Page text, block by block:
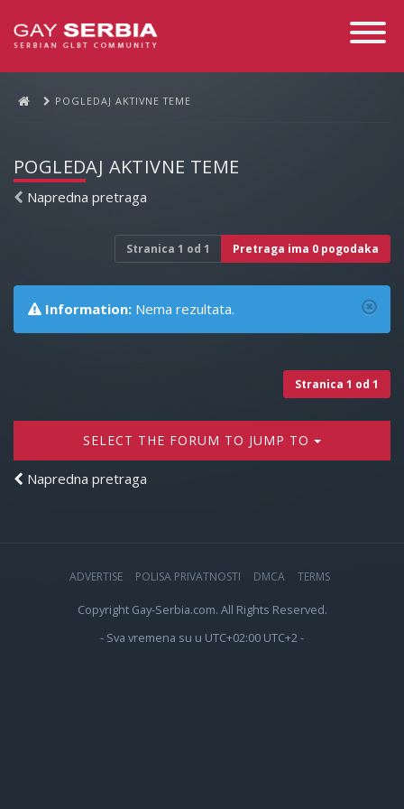
Toggle
POGLEDAJ AKTIVNE TEME
POGLEDAJ AKTIVNE TEME
Napredna pretraga
Stranica 1 od 1 Pretraga ima 0 pogodaka
Information: Nema rezultata.
Stranica 1 od 1
SELECT THE FORUM TO JUMP TO
Napredna pretraga
ADVERTISE POLISA PRIVATNOSTI DMCA TERMS
Copyright Gay-Serbia.com. All Rights Reserved.
- Sva vremena su u UTC+02:00 UTC+2 -